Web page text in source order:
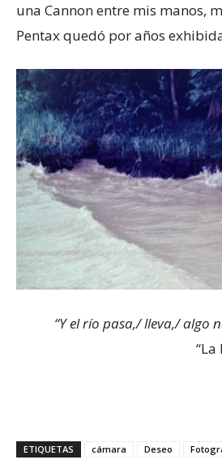
una Cannon entre mis manos,
Pentax quedó por años
“Y el río pasa,/ lleva,/ algo
ETIQUETAS cámara Deseo